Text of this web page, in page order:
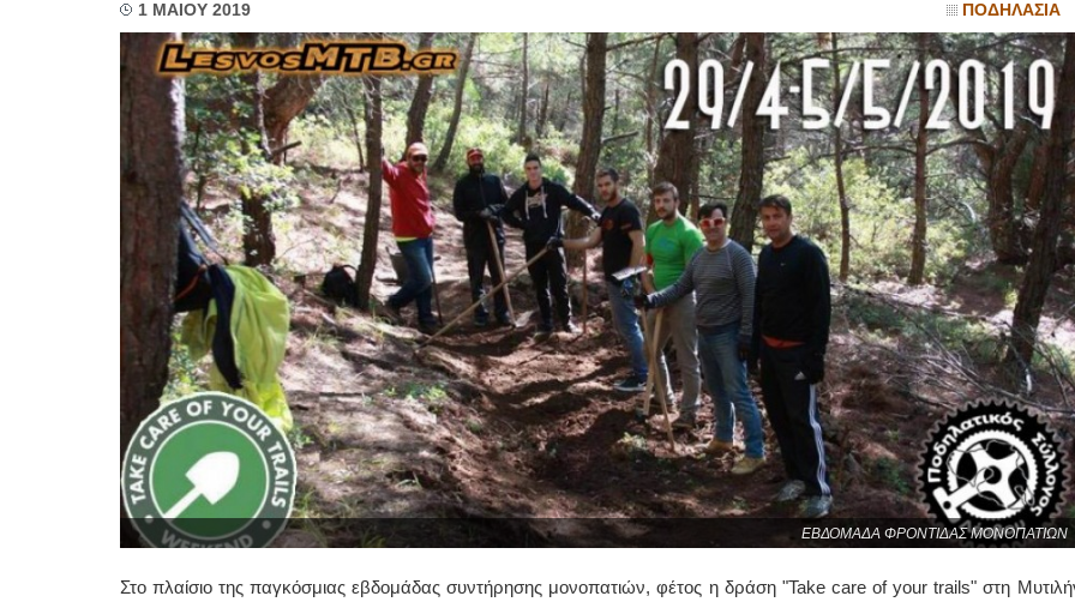
1 ΜΑΙΟΥ 2019 ΠΟΔΗΛΑΣΙΑ
ΕΒΔΟΜΑΔΑ ΦΡΟΝΤΙΔΑΣ ΜΟΝΟΠΑΤΙΩΝ
Στο πλαίσιο της παγκόσμιας εβδομάδας συντήρησης μονοπατιών, φέτος η δράση "Take care of your trails" στη